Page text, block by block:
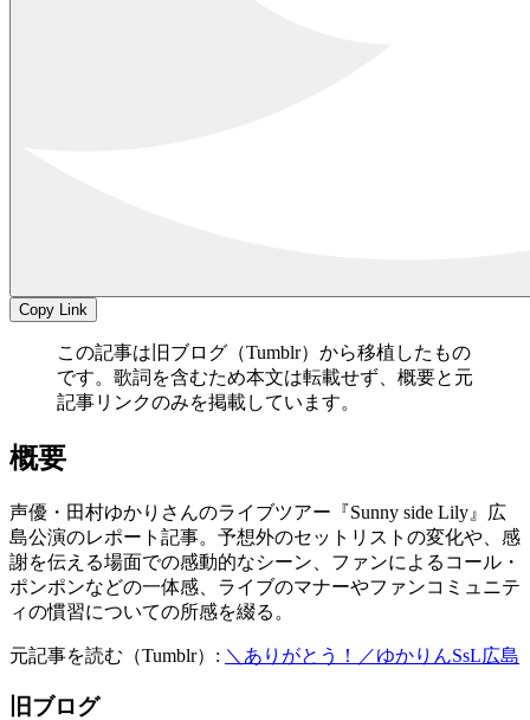
Copy Link
この記事は旧ブログ（Tumblr）から移植したもの
です。歌詞を含むため本文は転載せず、概要と元
記事リンクのみを掲載しています。
概要
声優・田村ゆかりさんのライブツアー『Sunny side Lily』広
島公演のレポート記事。予想外のセットリストの変化や、感
謝を伝える場面での感動的なシーン、ファンによるコール・
ポンポンなどの一体感、ライブのマナーやファンコミュニテ
ィの慣習についての所感を綴る。
元記事を読む（Tumblr）: ＼ありがとう！／ゆかりんSsL広島
旧ブログ